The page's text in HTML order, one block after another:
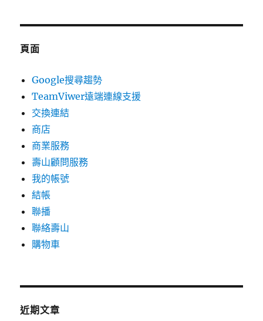
頁面
Google搜尋趨勢
TeamViwer遠端連線支援
交換連結
商店
商業服務
壽山顧問服務
我的帳號
結帳
聯播
聯絡壽山
購物車
近期文章